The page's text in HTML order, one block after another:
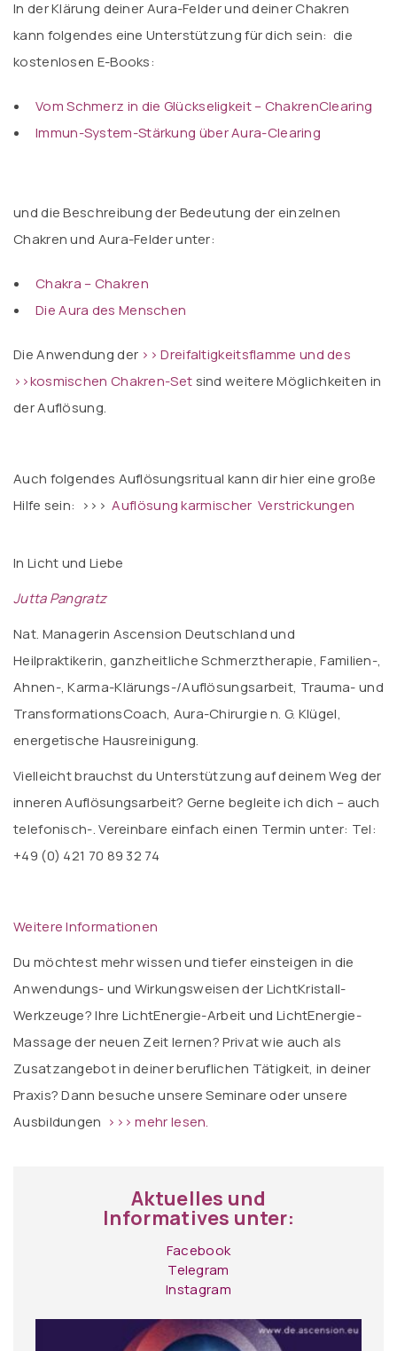
In der Klärung deiner Aura-Felder und deiner Chakren
kann folgendes eine Unterstützung für dich sein: die
kostenlosen E-Books:
Vom Schmerz in die Glückseligkeit – ChakrenClearing
Immun-System-Stärkung über Aura-Clearing
und die Beschreibung der Bedeutung der einzelnen
Chakren und Aura-Felder unter:
Chakra – Chakren
Die Aura des Menschen
Die Anwendung der >> Dreifaltigkeitsflamme und des
>>kosmischen Chakren-Setsind weitere Möglichkeiten in
der Auflösung.
Auch folgendes Auflösungsritual kann dir hier eine große
Hilfe sein: >>>Auflösung karmischer Verstrickungen
In Licht und Liebe
Jutta Pangratz
Nat. Managerin Ascension Deutschland und
Heilpraktikerin, ganzheitliche Schmerztherapie, Familien-,
Ahnen-, Karma-Klärungs-/Auflösungsarbeit, Trauma- und
TransformationsCoach, Aura-Chirurgie n. G. Klügel,
energetische Hausreinigung.
Vielleicht brauchst du Unterstützung auf deinem Weg der
inneren Auflösungsarbeit? Gerne begleite ich dich – auch
telefonisch-. Vereinbare einfach einen Termin unter: Tel:
+49 (0) 421 70 89 32 74
Weitere Informationen
Du möchtest mehr wissen und tiefer einsteigen in die
Anwendungs- und Wirkungsweisen der LichtKristall-
Werkzeuge? Ihre LichtEnergie-Arbeit und LichtEnergie-
Massage der neuen Zeit lernen? Privat wie auch als
Zusatzangebot in deiner beruflichen Tätigkeit, in deiner
Praxis? Dann besuche unsere Seminare oder unsere
Ausbildungen >>> mehr lesen.
Aktuelles und
Informatives unter:
Facebook
Telegram
Instagram